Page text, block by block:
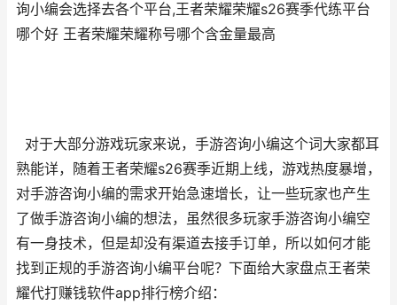
询小编会选择去各个平台,王者荣耀荣耀s26赛季代练平台
哪个好 王者荣耀荣耀称号哪个含金量最高
对于大部分游戏玩家来说，手游咨询小编这个词大家都耳
熟能详，随着王者荣耀s26赛季近期上线，游戏热度暴增，
对手游咨询小编的需求开始急速增长，让一些玩家也产生
了做手游咨询小编的想法，虽然很多玩家手游咨询小编空
有一身技术，但是却没有渠道去接手订单，所以如何才能
找到正规的手游咨询小编平台呢？下面给大家盘点王者荣
耀代打赚钱软件app排行榜介绍：